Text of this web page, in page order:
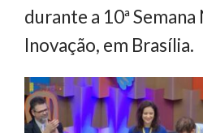
durante a 10ª
Inovação, em Brasília.